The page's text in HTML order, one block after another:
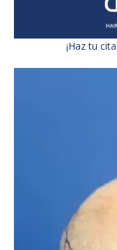
¡Haz tu